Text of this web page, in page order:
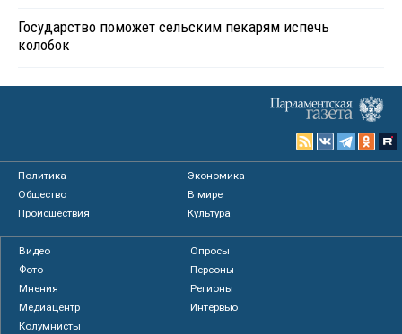
Государство поможет сельским пекарям испечь
колобок
Политика
Экономика
Общество
В мире
Происшествия
Культура
Видео
Опросы
Фото
Персоны
Мнения
Регионы
Медиацентр
Интервью
Колумнисты